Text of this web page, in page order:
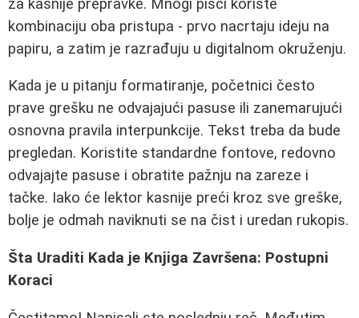
za kasnije prepravke. Mnogi pisci koriste
kombinaciju oba pristupa - prvo nacrtaju ideju na
papiru, a zatim je razrađuju u digitalnom okruženju.
Kada je u pitanju formatiranje, početnici često
prave grešku ne odvajajući pasuse ili zanemarujući
osnovna pravila interpunkcije. Tekst treba da bude
pregledan. Koristite standardne fontove, redovno
odvajajte pasuse i obratite pažnju na zareze i
tačke. Iako će lektor kasnije preći kroz sve greške,
bolje je odmah naviknuti se na čist i uredan rukopis.
Šta Uraditi Kada je Knjiga Završena: Postupni
Koraci